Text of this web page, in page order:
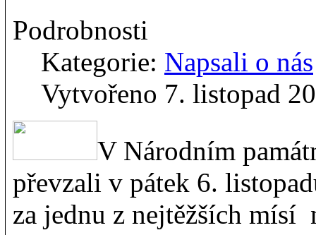
Podrobnosti
Kategorie: Napsali o nás
Vytvořeno 7. listopad
V Národním
převzali v pátek 6.
za jednu z nejtěžších mísí